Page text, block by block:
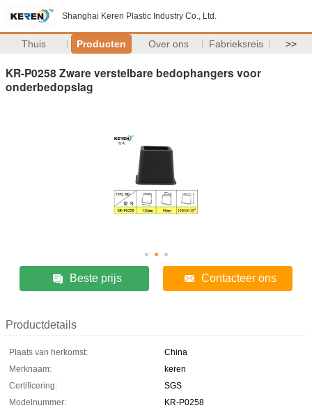
Shanghai Keren Plastic Industry Co., Ltd.
Thuis Producten Over ons Fabrieksreis >>
KR-P0258 Zware verstelbare bedophangers voor
onderbedopslag
Beste prijs Contacteer ons
Productdetails
Plaats van herkomst:
China
Merknaam:
keren
Certificering:
SGS
Modelnummer:
KR-P0258